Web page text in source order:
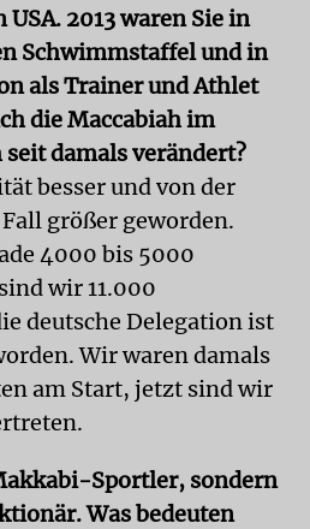
USA. 2013 waren Sie in
Schwimmstaffel und in
als Trainer und Athlet
die Maccabiah im
damals verändert?
besser und von der
größer geworden.
4000 bis 5000
wir 11.000
deutsche Delegation ist
Wir waren damals
am Start, jetzt sind wir
Sportler, sondern
Was bedeuten